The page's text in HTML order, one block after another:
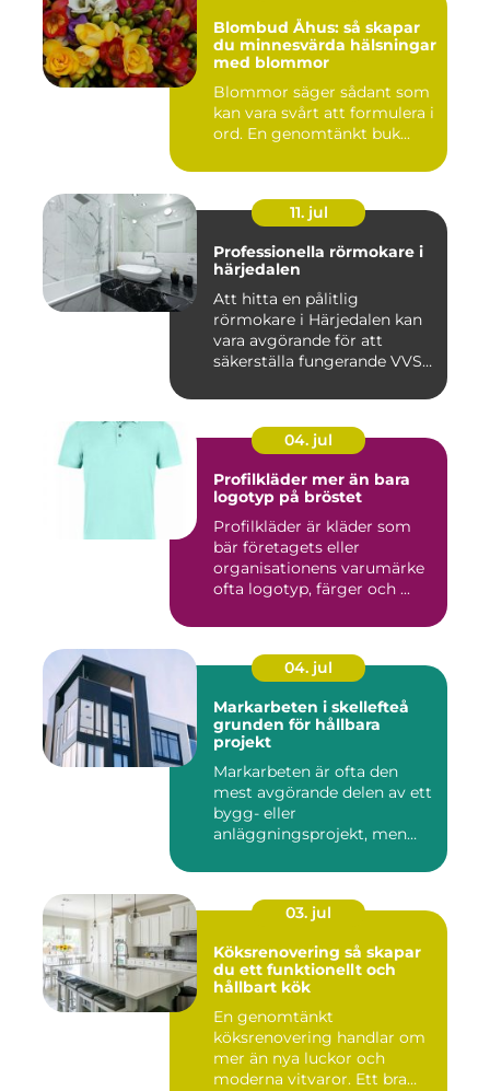
Blombud Åhus: så skapar
du minnesvärda hälsningar
med blommor
Blommor säger sådant som
kan vara svårt att formulera i
ord. En genomtänkt buk...
11. jul
Professionella rörmokare i
härjedalen
Att hitta en pålitlig
rörmokare i Härjedalen kan
vara avgörande för att
säkerställa fungerande VVS-
04. jul
Profilkläder mer än bara
logotyp på bröstet
Profilkläder är kläder som
bär företagets eller
organisationens varumärke
ofta logotyp, färger och ...
04. jul
Markarbeten i skellefteå
grunden för hållbara
projekt
Markarbeten är ofta den
mest avgörande delen av ett
bygg- eller
anläggningsprojekt, men
03. jul
Köksrenovering så skapar
du ett funktionellt och
hållbart kök
En genomtänkt
köksrenovering handlar om
mer än nya luckor och
moderna vitvaror. Ett bra